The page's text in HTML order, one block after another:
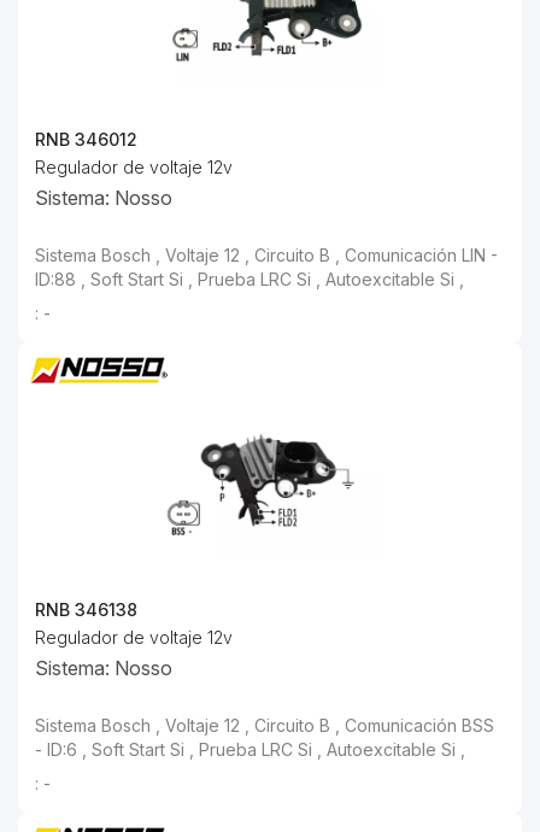
RNB 346012
Regulador de voltaje 12v
Sistema: Nosso
Sistema Bosch , Voltaje 12 , Circuito B , Comunicación LIN - ID:88 , Soft Start Si
: -
RNB 346138
Regulador de voltaje 12v
Sistema: Nosso
Sistema Bosch , Voltaje 12 , Circuito B ,
: -